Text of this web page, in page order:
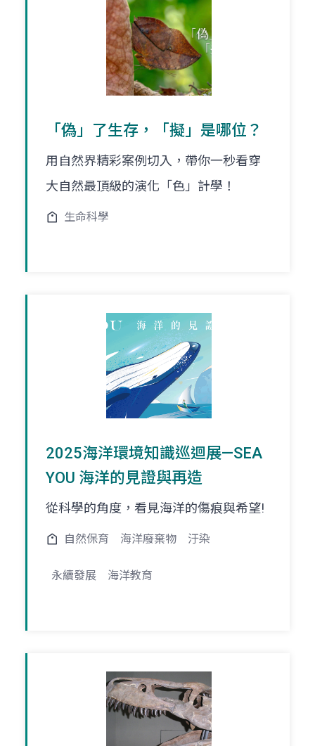
「偽」了生存，「擬」是哪位？
用自然界精彩案例切入，帶你一秒看穿
大自然最頂級的演化「色」計學！
生命科學
2025海洋環境知識巡迴展—SEA
YOU 海洋的見證與再造
從科學的角度，看見海洋的傷痕與希望!
自然保育 海洋廢棄物 汙染
永續發展 海洋教育